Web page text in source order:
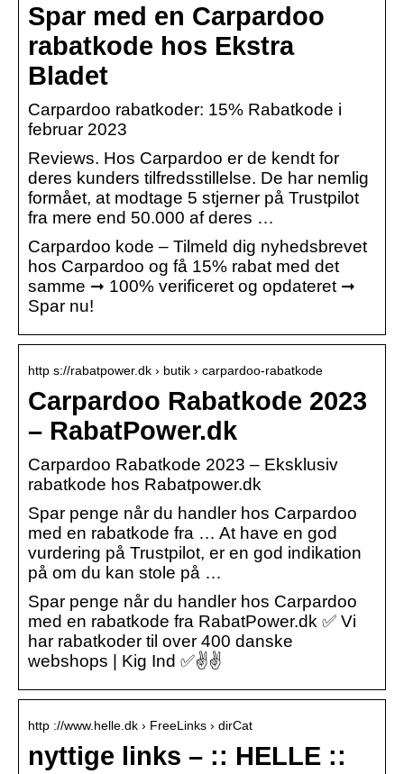
Spar med en Carpardoo
rabatkode hos Ekstra
Bladet
Carpardoo rabatkoder: 15% Rabatkode i
februar 2023
Reviews. Hos Carpardoo er de kendt for
deres kunders tilfredsstillelse. De har nemlig
formået, at modtage 5 stjerner på Trustpilot
fra mere end 50.000 af deres …
Carpardoo kode – Tilmeld dig nyhedsbrevet
hos Carpardoo og få 15% rabat med det
samme ➞ 100% verificeret og opdateret ➞
Spar nu!
http s://rabatpower.dk › butik › carpardoo-rabatkode
Carpardoo Rabatkode 2023
– RabatPower.dk
Carpardoo Rabatkode 2023 – Eksklusiv
rabatkode hos Rabatpower.dk
Spar penge når du handler hos Carpardoo
med en rabatkode fra … At have en god
vurdering på Trustpilot, er en god indikation
på om du kan stole på …
Spar penge når du handler hos Carpardoo
med en rabatkode fra RabatPower.dk ✅ Vi
har rabatkoder til over 400 danske
webshops | Kig Ind ✅✌✌
http ://www.helle.dk › FreeLinks › dirCat
nyttige links – :: HELLE ::